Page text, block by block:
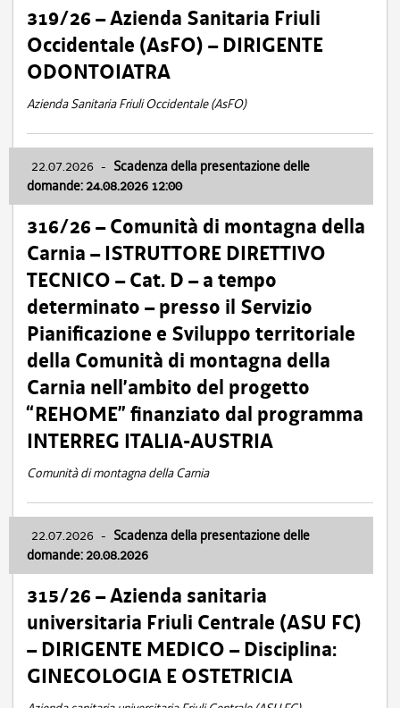
319/26 – Azienda Sanitaria Friuli
Occidentale (AsFO) – DIRIGENTE
ODONTOIATRA
Azienda Sanitaria Friuli Occidentale (AsFO)
22.07.2026 - Scadenza della presentazione delle
domande: 24.08.2026 12:00
316/26 – Comunità di montagna della
Carnia – ISTRUTTORE DIRETTIVO
TECNICO – Cat. D – a tempo
determinato – presso il Servizio
Pianificazione e Sviluppo territoriale
della Comunità di montagna della
Carnia nell’ambito del progetto
“REHOME” finanziato dal programma
INTERREG ITALIA-AUSTRIA
Comunità di montagna della Carnia
22.07.2026 - Scadenza della presentazione delle
domande: 20.08.2026
315/26 – Azienda sanitaria
universitaria Friuli Centrale (ASU FC)
– DIRIGENTE MEDICO – Disciplina:
GINECOLOGIA E OSTETRICIA